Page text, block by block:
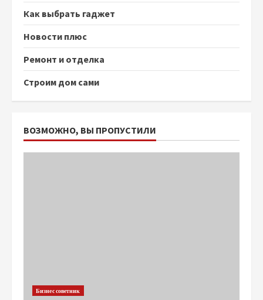
Как выбрать гаджет
Новости плюс
Ремонт и отделка
Строим дом сами
ВОЗМОЖНО, ВЫ ПРОПУСТИЛИ
Бизнес советник